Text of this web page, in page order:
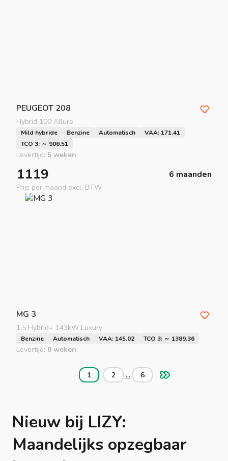
PEUGEOT 208
Hybrid 100 Allure
Mild hybride Benzine Automatisch
VAA: 171.41
TCO 3: ～ 906.51
Levertijd: 5 weken
1119 6 maanden
Prijs per maand excl. BTW
MG 3
1.5 Hybrid+ 143kW Luxury
Benzine Automatisch VAA: 145.02 TCO 3: ～ 1389.36
Levertijd: 8 weken
1 2 ... 6
Nieuw bij LIZY:
Maandelijks opzegbaar